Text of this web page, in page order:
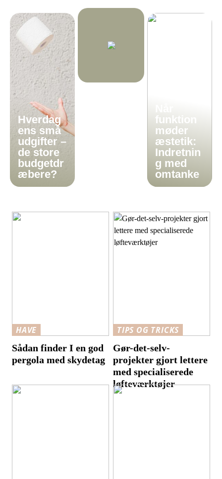
Hverdag
ens små
udgifter –
de store
budgetdr
æbere?
funktion
møder
æstetik:
Indretnin
g med
omtanke
HAVE
Sådan finder I en god
pergola med skydetag
TIPS OG TRICKS
Gør-det-selv-
projekter gjort lettere
med specialiserede
løfteværktøjer